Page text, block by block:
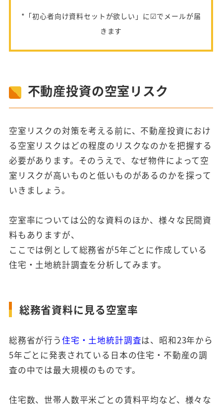
*「初心者向け資料セットが欲しい」に☑でメールが届
きます
不動産投資の空室リスク
空室リスクの対策を考える前に、不動産投資におけ
る空室リスクはどの程度のリスクなのかを把握する
必要があります。そのうえで、なぜ物件によって空
室リスクが高いものと低いものがあるのかを探って
いきましょう。
空室率については公的な資料のほか、様々な民間資
料もありますが、
ここでは例として総務省が5年ごとに作成している
住宅・土地統計調査を分析してみます。
総務省資料に見る空室率
総務省が行う住宅・土地統計調査は、昭和23年から
5年ごとに発表されている日本の住宅・不動産の調
査の中では最大規模のものです。
住宅数、世帯人数平米ごとの賃料平均など、様々な